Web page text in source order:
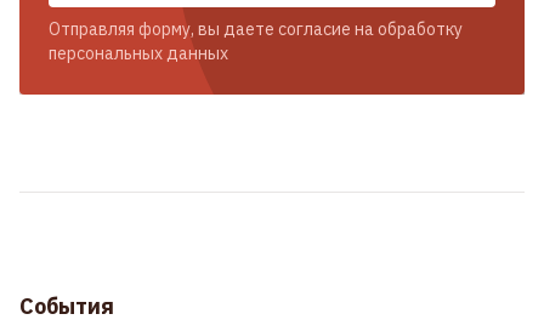
Отправляя форму, вы даете согласие на обработку
персональных данных
События